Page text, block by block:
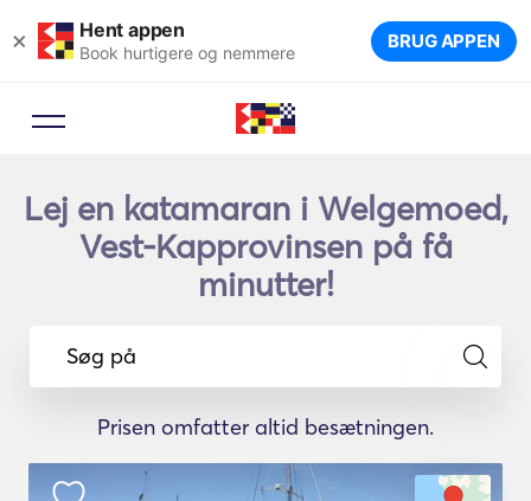
× Hent appen
Book hurtigere og nemmere BRUG APPEN
Lej en katamaran i Welgemoed,
Vest-Kapprovinsen på få
minutter!
Søg på
Prisen omfatter altid besætningen.